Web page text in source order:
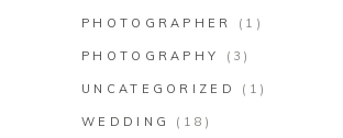
PHOTOGRAPHER (1)
PHOTOGRAPHY (3)
UNCATEGORIZED (1)
WEDDING (18)